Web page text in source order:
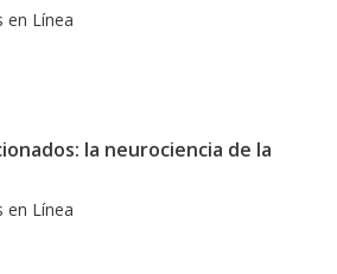
en Línea
la neurociencia de la
en Línea